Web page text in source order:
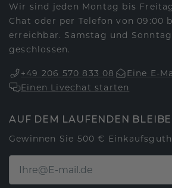
Wir sind jeden Montag bis
Chat oder per Telefon von 09:00
erreichbar. Samstag und
geschlossen.
+49 206 570 833 08
Eine E-
Einen Livechat starten
AUF DEM LAUFENDEN
Gewinnen Sie 500 €